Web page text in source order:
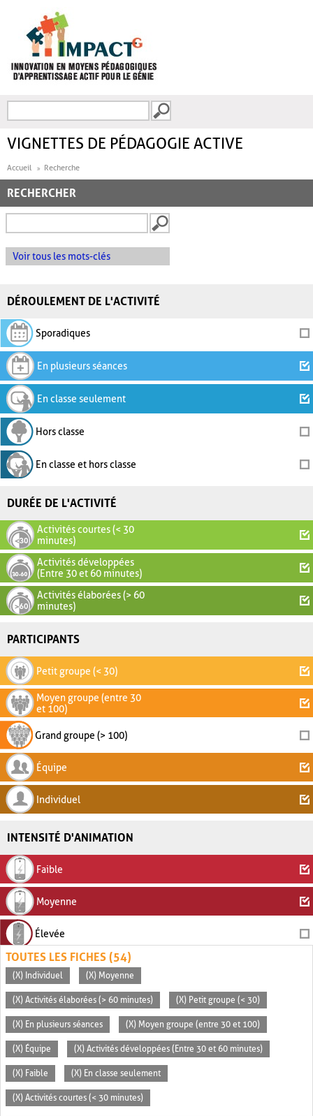
FORMULAIRE DE
VIGNETTES DE PÉDAGOGIE ACTIVE
Accueil Recherche
RECHERCHER
Voir tous les mots-clés
DÉROULEMENT DE L'ACTIVITÉ
Sporadiques
En plusieurs séances
En classe seulement
Hors classe
En classe et hors classe
DURÉE DE L'ACTIVITÉ
Activités courtes (< 30
minutes)
Activités développées
(Entre 30 et 60 minutes)
Activités élaborées (> 60
minutes)
PARTICIPANTS
Petit groupe (< 30)
Moyen groupe (entre 30
et 100)
Grand groupe (> 100)
Équipe
Individuel
INTENSITÉ D'ANIMATION
Faible
Moyenne
Élevée
TOUTES LES FICHES (54)
(X) Individuel (X) Moyenne
(X) Activités élaborées (> 60 minutes) (X) Petit groupe (< 30)
(X) En plusieurs séances (X) Moyen groupe (entre 30 et 100)
(X) Équipe (X) Activités développées (Entre 30 et 60 minutes)
(X) Faible (X) En classe seulement
(X) Activités courtes (< 30 minutes)